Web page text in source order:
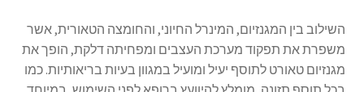
השילוב בין המגנזיום, המינרל החיוני, והחומצה הטאורית, אשר
משפרת את תפקוד מערכת העצבים ומפחיתה דלקת, הופך את
מגנזיום טאורט לתוסף יעיל ומועיל במגוון בעיות בריאותיות. כמו